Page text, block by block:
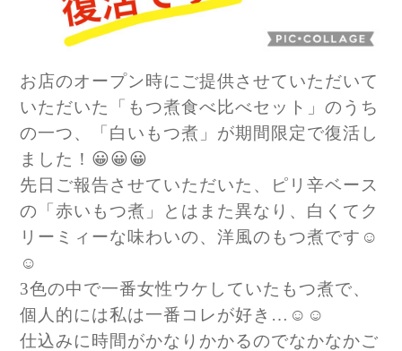
お店のオープン時にご提供させていただいて
いただいた「もつ煮食べ比べセット」のうち
の一つ、「白いもつ煮」が期間限定で復活し
ました！😀😀😀
先日ご報告させていただいた、ピリ辛ベース
の「赤いもつ煮」とはまた異なり、白くてク
リーミィーな味わいの、洋風のもつ煮です☺️
☺️
3色の中で一番女性ウケしていたもつ煮で、
個人的には私は一番コレが好き…☺️☺️
仕込みに時間がかなりかかるのでなかなかご